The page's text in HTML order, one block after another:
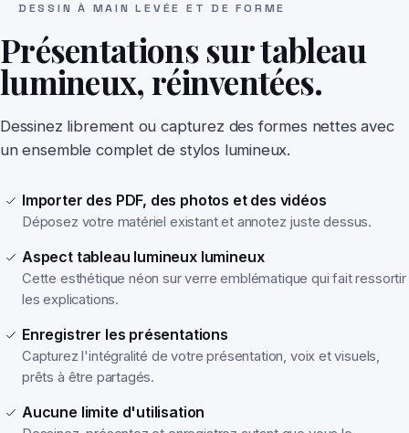
DESSIN À MAIN LEVÉE ET DE FORME
Présentations sur tableau
lumineux, réinventées.
Dessinez librement ou capturez des formes nettes avec
un ensemble complet de stylos lumineux.
Importer des PDF, des photos et des vidéos
Déposez votre matériel existant et annotez juste dessus.
Aspect tableau lumineux lumineux
Cette esthétique néon sur verre emblématique qui fait ressortir
les explications.
Enregistrer les présentations
Capturez l'intégralité de votre présentation, voix et visuels,
prêts à être partagés.
Aucune limite d'utilisation